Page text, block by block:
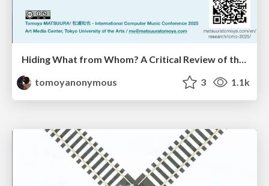
Hiding What from Whom? A Critical Review of the History of Programming languages for Music
tomoyanonymous
3 1.1k